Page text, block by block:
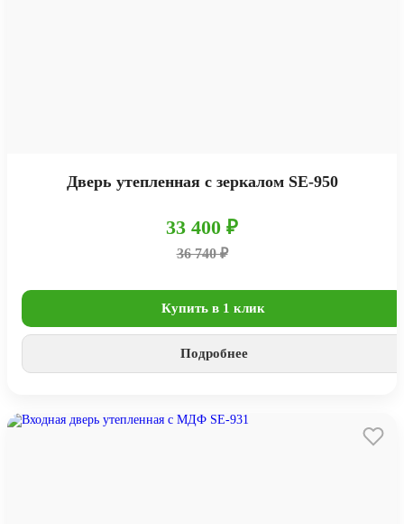
Дверь утепленная с зеркалом SE-950
33 400 ₽
36 740 ₽
Купить в 1 клик
Подробнее